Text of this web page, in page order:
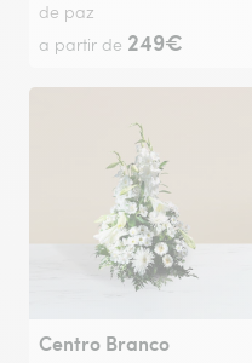
de paz
a partir de 249€
Centro Branco